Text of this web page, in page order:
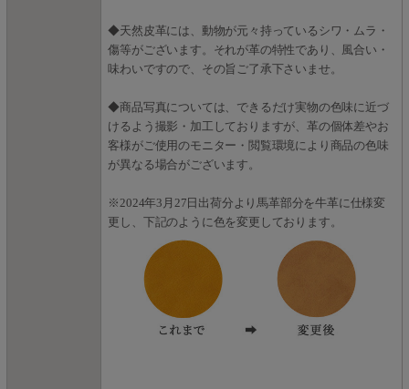
◆天然皮革には、動物が元々持っているシワ・ムラ・
傷等がございます。それが革の特性であり、風合い・
味わいですので、その旨ご了承下さいませ。
◆商品写真については、できるだけ実物の色味に近づ
けるよう撮影・加工しておりますが、革の個体差やお
客様がご使用のモニター・閲覧環境により商品の色味
が異なる場合がございます。
※2024年3月27日出荷分より馬革部分を牛革に仕様変
更し、下記のように色を変更しております。